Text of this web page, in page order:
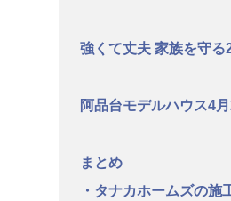
強くて丈夫 家族を守る
阿品台モデルハウス4
まとめ
・タナカホームズの施